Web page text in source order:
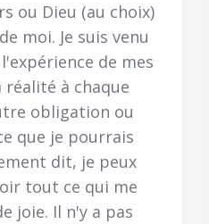
ou Dieu (au choix)
moi. Je suis venu
de mes
réalité à chaque
obligation ou
que je pourrais
dit, je peux
tout ce qui me
joie. Il n'y a pas